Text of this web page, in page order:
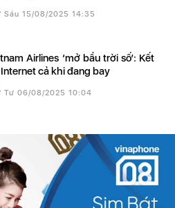
Sáu 15/08/2025 14:35
cả khi đang bay
Tư 06/08/2025 10:04